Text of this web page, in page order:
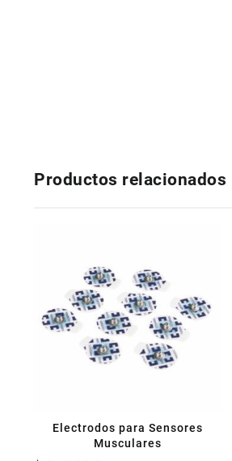
Productos relacionados
Electrodos para Sensores
Musculares